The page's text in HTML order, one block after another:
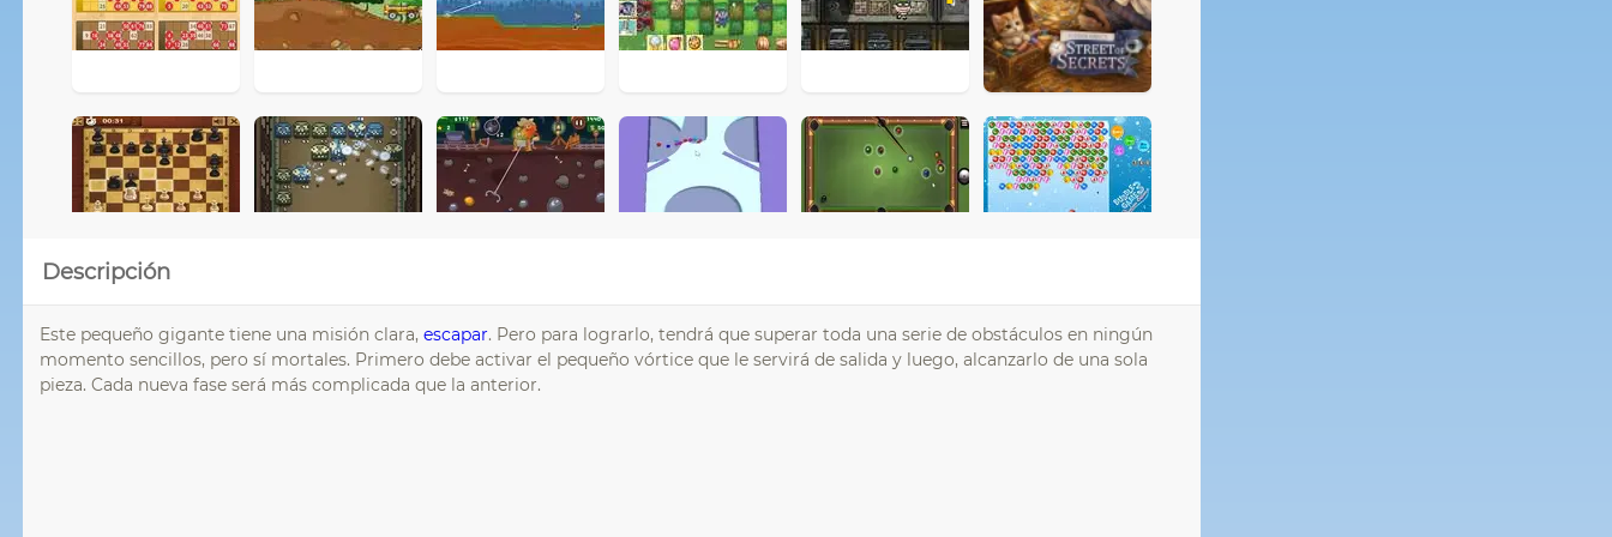
Descripción
Este pequeño gigante tiene una misión clara, escapar. Pero para lograrlo, tendrá que superar toda una serie de obstáculos en ningún
momento sencillos, pero sí mortales. Primero debe activar el pequeño vórtice que le servirá de salida y luego, alcanzarlo de una sola
pieza. Cada nueva fase será más complicada que la anterior.